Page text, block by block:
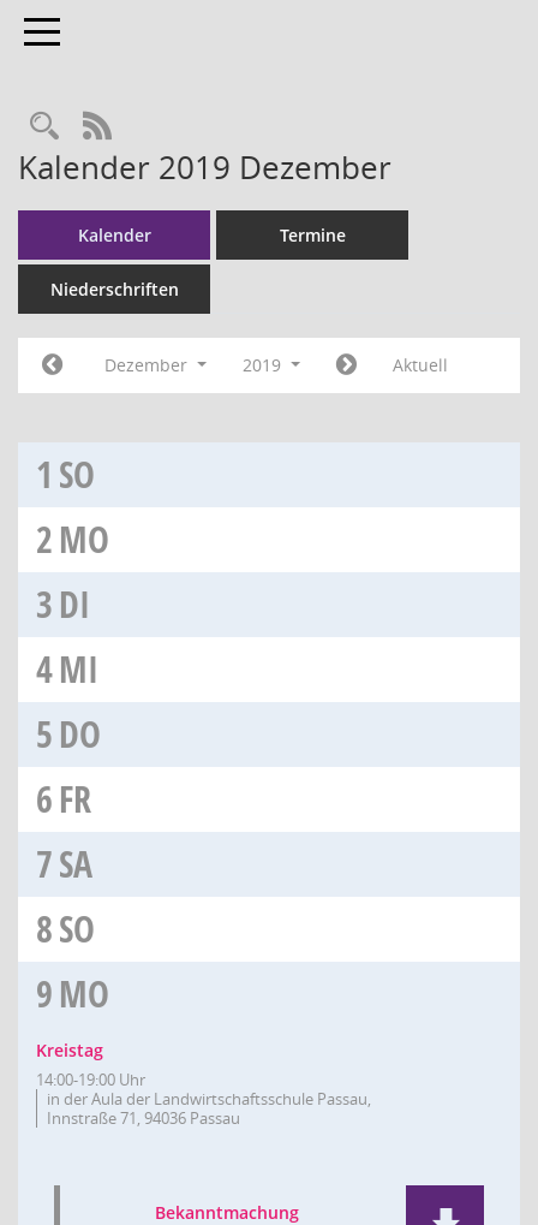
Toggle navigation
RSS-Feed
Kalender 2019 Dezember
Kalender Termine
Niederschriften
Dezember 2019 Aktuell
1 SO
2MO
3DI
4MI
5DO
6FR
7SA
8SO
9MO
Kreistag
14:00-19:00 Uhr
in der Aula der Landwirtschaftsschule Passau,
Innstraße 71, 94036 Passau
Bekanntmachung